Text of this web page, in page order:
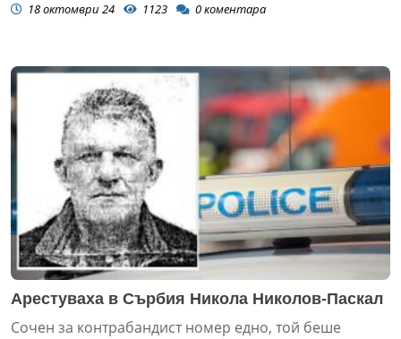
18 октомври 24 1123 0коментара
Арестуваха в Сърбия Никола Николов-Паскал
Сочен за контрабандист номер едно, той беше